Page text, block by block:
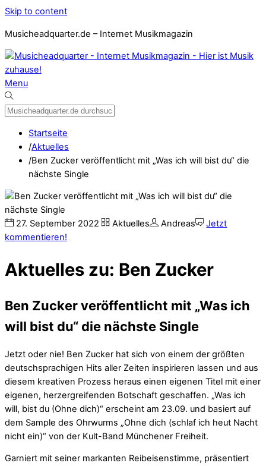
Skip to content
Musicheadquarter.de – Internet Musikmagazin
Menu
Startseite
/Aktuelles
/Ben Zucker veröffentlicht mit „Was ich will bist du“ die
nächste Single
27. September 2022 Aktuelles Andreas
Jetzt
kommentieren!
Aktuelles zu: Ben Zucker
Ben Zucker veröffentlicht mit „Was ich
will bist du“ die nächste Single
Jetzt oder nie! Ben Zucker hat sich von einem der größten
deutschsprachigen Hits aller Zeiten inspirieren lassen und aus
diesem kreativen Prozess heraus einen eigenen Titel mit einer
eigenen, herzergreifenden Botschaft geschaffen. „Was ich
will, bist du (Ohne dich)“ erscheint am 23.09. und basiert auf
dem Sample des Ohrwurms „Ohne dich (schlaf ich heut Nacht
nicht ein)“ von der Kult-Band Münchener Freiheit.
Garniert mit seiner markanten Reibeisenstimme, präsentiert